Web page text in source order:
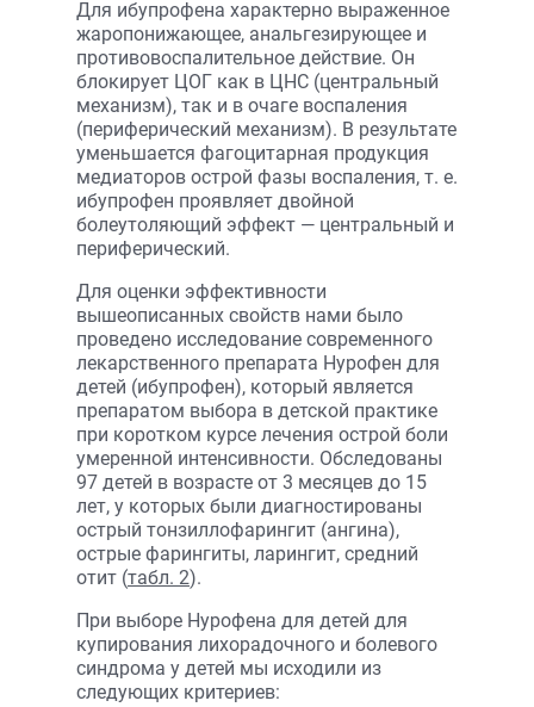
Для ибупрофена характерно выраженное
жаропонижающее, анальгезирующее и
противовоспалительное действие. Он
блокирует ЦОГ как в ЦНС (центральный
механизм), так и в очаге воспаления
(периферический механизм). В результате
уменьшается фагоцитарная продукция
медиаторов острой фазы воспаления, т. е.
ибупрофен проявляет двойной
болеутоляющий эффект — центральный и
периферический.
Для оценки эффективности
вышеописанных свойств нами было
проведено исследование современного
лекарственного препарата Нурофен для
детей (ибупрофен), который является
препаратом выбора в детской практике
при коротком курсе лечения острой боли
умеренной интенсивности. Обследованы
97 детей в возрасте от 3 месяцев до 15
лет, у которых были диагностированы
острый тонзиллофарингит (ангина),
острые фарингиты, ларингит, средний
отит (табл. 2).
При выборе Нурофена для детей для
купирования лихорадочного и болевого
синдрома у детей мы исходили из
следующих критериев: